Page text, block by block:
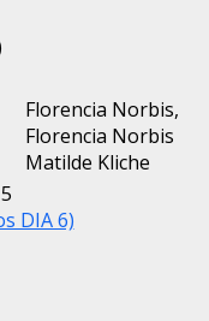
Florencia Norbis,
Florencia Norbis
Matilde Kliche
DIA 6)